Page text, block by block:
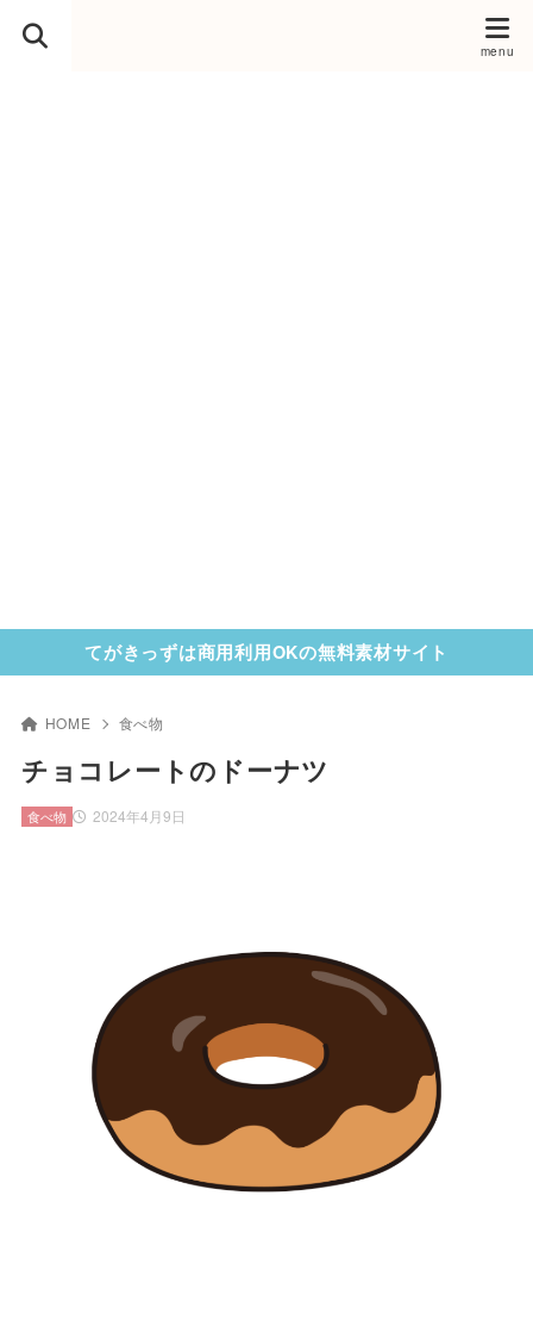
てがきっずは商用利用OKの無料素材サイト
HOME 食べ物
チョコレートのドーナツ
2024年4月9日
食べ物